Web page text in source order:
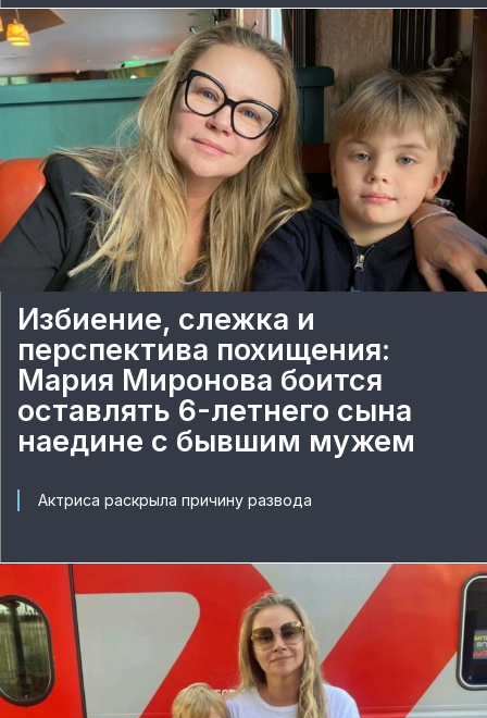
Избиение, слежка и
перспектива похищения:
Мария Миронова боится
оставлять 6-летнего сына
наедине с бывшим мужем
Актриса раскрыла причину развода